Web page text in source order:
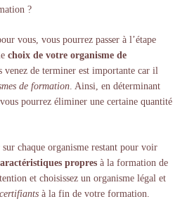
?
vous, vous pourrez passer à l’étape
choix de votre organisme de
venez de terminer est importante car il
de formation . Ainsi, en déterminant
pourrez éliminer une certaine quantité
chaque organisme restant pour voir
propres à la formation de
et choisissez un organisme légal et
à la fin de votre formation.